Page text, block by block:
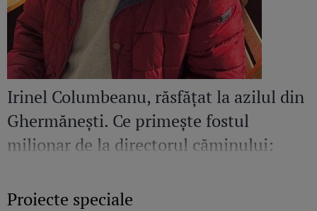
Irinel Columbeanu, răsfățat la azilul din
Ghermănești. Ce primește fostul
milionar de la directorul căminului:
Proiecte speciale